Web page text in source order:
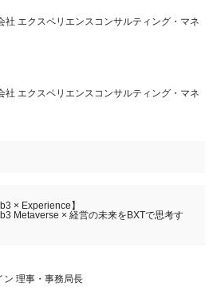
社 エクスペリエンスコンサルティング・マネ
社 エクスペリエンスコンサルティング・マネ
× Experience】
Metaverse × 経営の未来をBXTで思考す
ン 理事・事務局長